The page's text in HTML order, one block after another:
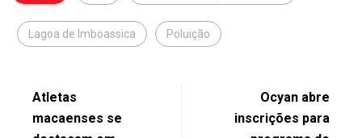
Lagoa de Imboassica Poluição
Atletas
macaenses se
Ocyan abre
inscrições para